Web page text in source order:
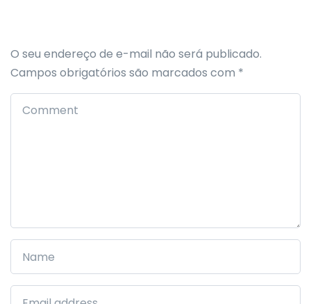
O seu endereço de e-mail não será publicado.
Campos obrigatórios são marcados com *